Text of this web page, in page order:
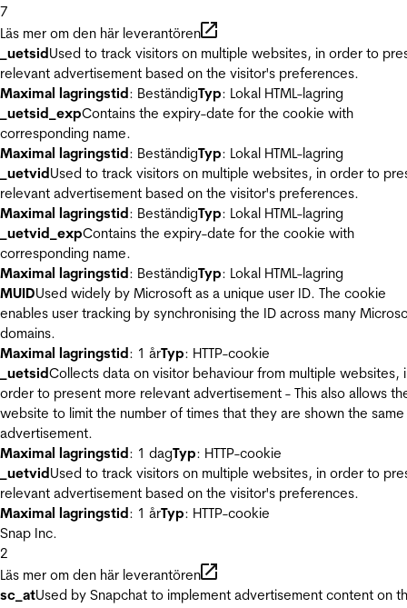
7
Läs mer om den här leverantören
_uetsidUsed to track visitors on multiple websites, in order to
relevant advertisement based on the visitor's preferences.
Maximal lagringstid: BeständigTyp: Lokal HTML-lagring
_uetsid_expContains the expiry-date for the cookie with
corresponding name.
Maximal lagringstid: BeständigTyp: Lokal HTML-lagring
_uetvidUsed to track visitors on multiple websites, in order to
relevant advertisement based on the visitor's preferences.
Maximal lagringstid: BeständigTyp: Lokal HTML-lagring
_uetvid_expContains the expiry-date for the cookie with
corresponding name.
Maximal lagringstid: BeständigTyp: Lokal HTML-lagring
MUIDUsed widely by Microsoft as a unique user ID. The cookie
enables user tracking by synchronising the ID across many
domains.
Maximal lagringstid: 1 årTyp: HTTP-cookie
_uetsidCollects data on visitor behaviour from multiple websites,
order to present more relevant advertisement - This also allows
website to limit the number of times that they are shown the same
advertisement.
Maximal lagringstid: 1 dagTyp: HTTP-cookie
_uetvidUsed to track visitors on multiple websites, in order to
relevant advertisement based on the visitor's preferences.
Maximal lagringstid: 1 årTyp: HTTP-cookie
Snap Inc.
2
Läs mer om den här leverantören
sc_atUsed by Snapchat to implement advertisement content on